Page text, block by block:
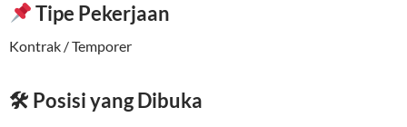
Tipe Pekerjaan
Kontrak / Temporer
🛠 Posisi yang Dibuka